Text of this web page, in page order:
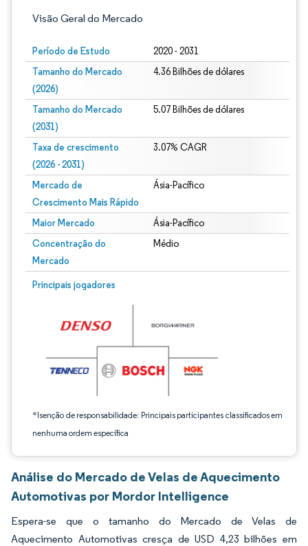
Visão Geral do Mercado
Período de Estudo 2020 - 2031
Tamanho do Mercado
(2026)
4.36 Bilhões de dólares
Tamanho do Mercado
(2031)
5.07 Bilhões de dólares
Taxa de crescimento
(2026 - 2031)
3.07% CAGR
Mercado de
Crescimento Mais Rápido
Ásia-Pacífico
Maior Mercado Ásia-Pacífico
Concentração do
Mercado
Médio
Principais jogadores
*Isenção de responsabilidade: Principais participantes classificados em
nenhuma ordem específica
Imagem © Mordor Intelligence. O reuso requer atribuição conforme CC BY 4.0.
Análise do Mercado de Velas de Aquecimento
Automotivas por Mordor Intelligence
Espera-se que o tamanho do Mercado de Velas de
Aquecimento Automotivas cresça de USD 4,23 bilhões em